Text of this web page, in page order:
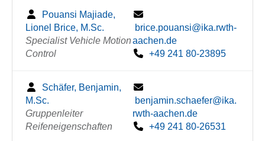
Pouansi Majiade,
Lionel Brice, M.Sc.
Specialist Vehicle Motion
Control
brice.pouansi@ika.rwth-
aachen.de
+49 241 80-23895
Schäfer, Benjamin,
M.Sc.
Gruppenleiter
Reifeneigenschaften
benjamin.schaefer@ika.
rwth-aachen.de
+49 241 80-26531